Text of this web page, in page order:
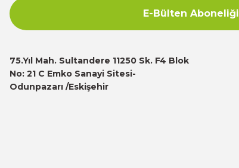
E-Bülten Aboneliği
75.Yıl Mah. Sultandere 11250 Sk. F4 Blok
No: 21 C Emko Sanayi Sitesi-
Odunpazarı /Eskişehir